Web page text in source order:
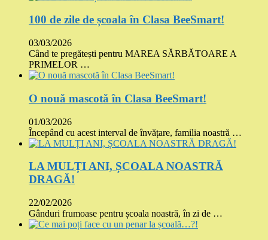
100 de zile de școala în Clasa BeeSmart!
03/03/2026
Când te pregătești pentru MAREA SĂRBĂTOARE A
PRIMELOR …
O nouă mascotă în Clasa BeeSmart!
01/03/2026
Începând cu acest interval de învățare, familia noastră …
LA MULȚI ANI, ȘCOALA NOASTRĂ
DRAGĂ!
22/02/2026
Gânduri frumoase pentru școala noastră, în zi de …